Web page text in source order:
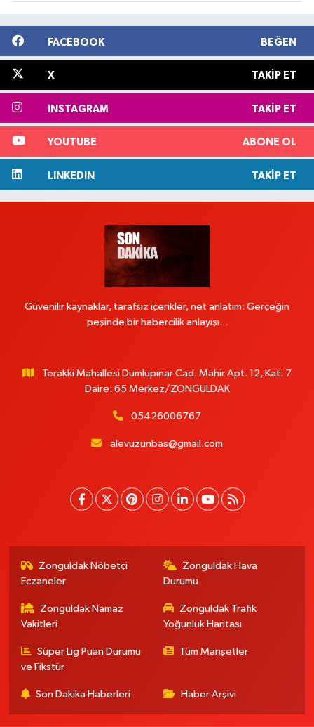
FACEBOOK BEĞEN
X TAKIP ET
INSTAGRAM TAKIP ET
YOUTUBE ABONE OL
LINKEDIN TAKIP ET
Güvenilir kaynaklar, tarafsız içerikler, net anlatım: Gerçeğin
peşinde bir habercilik anlayışı...
Terakki Mahallesi Dumlupınar Cad. Mahir Apt. 12, Kat: 7
Daire: 65 Merkez/ZONGULDAK
05426006767
alevuzunbas@gmail.com
Zonguldak Nöbetçi
Eczaneler
Zonguldak Hava
Durumu
Zonguldak Namaz
Vakitleri
Zonguldak Trafik
Yoğunluk Haritası
Süper Lig Puan Durumu
ve Fikstür
Tüm Manşetler
Son Dakika Haberleri Haber Arşivi